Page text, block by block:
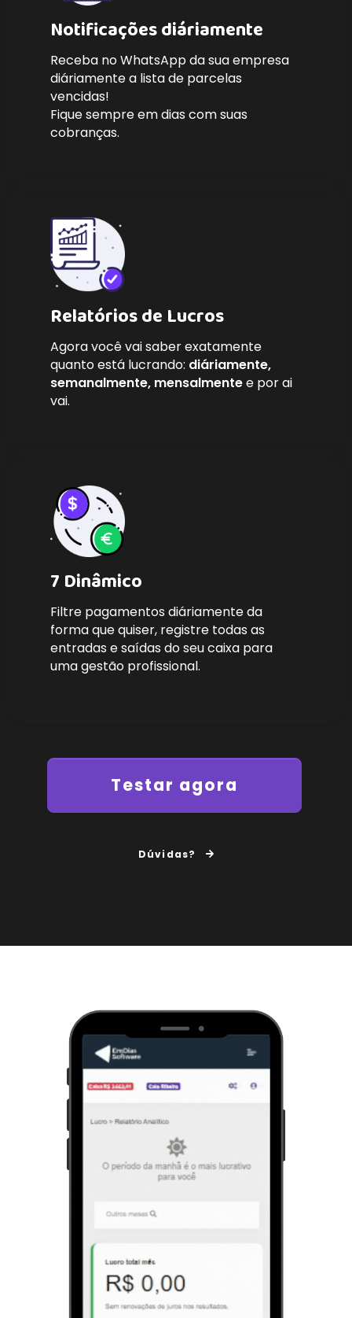
Notificações diáriamente
Receba no WhatsApp da sua empresa
diáriamente a lista de parcelas
vencidas!
Fique sempre em dias com suas
cobranças.
Relatórios de Lucros
Agora você vai saber exatamente
quanto está lucrando: diáriamente,
semanalmente, mensalmentee por ai
vai.
7 Dinâmico
Filtre pagamentos diáriamente da
forma que quiser, registre todas as
entradas e saídas do seu caixa para
uma gestão profissional.
Testar agora
Dúvidas?